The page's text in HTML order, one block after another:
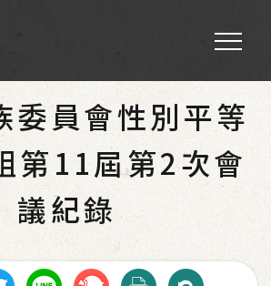
性別平等專案小組
委員會性別平等
第11屆第2次會
議紀錄